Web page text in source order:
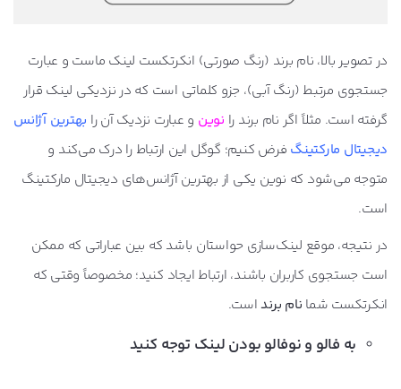
در تصویر بالا، نام برند (رنگ صورتی) انکرتکست لینک ماست و عبارت
جستجوی مرتبط (رنگ آبی)، جزو کلماتی است که در نزدیکی لینک قرار
گرفته است. مثلاً اگر نام برند را نوین و عبارت نزدیک آن را بهترین آژانس
دیجیتال مارکتینگ فرض کنیم؛ گوگل این ارتباط را درک می‌کند و
متوجه می‌شود که نوین یکی از بهترین آژانس‌های دیجیتال مارکتینگ
است.
در نتیجه، موقع لینک‌سازی حواستان باشد که بین عباراتی که ممکن
است جستجوی کاربران باشند، ارتباط ایجاد کنید؛ مخصوصاً وقتی که
انکرتکست شما نام برنداست.
به فالو و نوفالو بودن لینک توجه کنید